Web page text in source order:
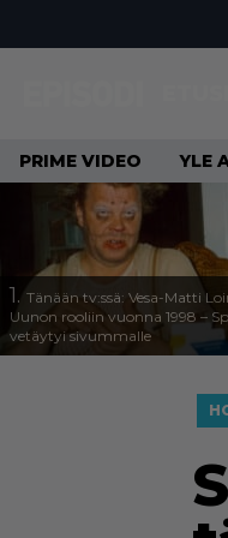
PRIME VIDEO YLE
1. Tänään tv:ssä: Vesa-Matti
Uunon rooliin vuonna 1998 –
vetäytyi sivummalle